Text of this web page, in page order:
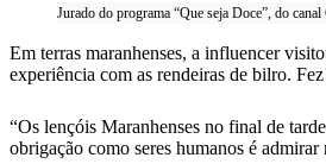
Jurado do programa “Que seja Doce”, do
Em terras maranhenses, a influencer
experiência com as rendeiras de bilro.
“Os lençóis Maranhenses no final de
obrigação como seres humanos é